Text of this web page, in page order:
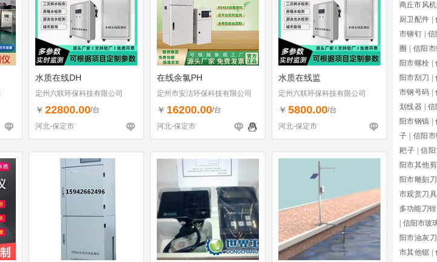
水质在线DH
定州六联环保科技有限公司
￥ 22800.00/台
河北-保定市
在线余氯PH
定州市安洁环保科技有限公司
￥ 16200.00/台
河北-保定市
水质在线监
定州六联环保科技有限公司
￥ 5800.00/台
河北-保定市
商丘市风
厨卫配件
市铆钉
信
圈
信阳
阳市螺栓
阳市刮刀
市钢号码
划线器
信
阳市钢镐
子
信阳
耙子
信
阳市其他
阳市雕刻刀
市观赏刀具
多功能刀钳
信阳市玻
阳市油灰刀
市其他锯